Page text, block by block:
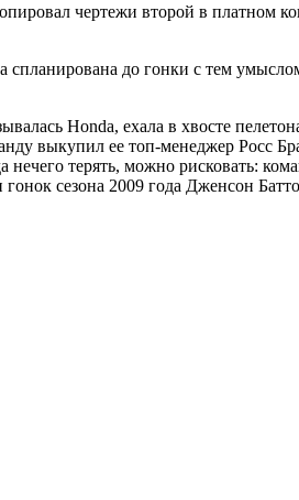
чертежи второй в платном
до гонки с тем
Honda, ехала в хвосте
выкупил ее топ-менеджер Росс
нечего терять, можно рисковать:
сезона 2009 года Дженсон